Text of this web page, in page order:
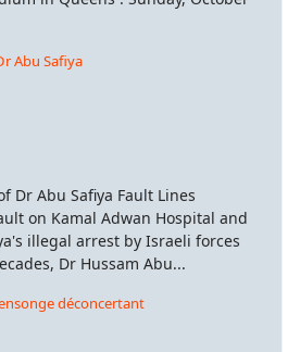
Abu Safiya
Dr Abu Safiya Fault Lines
on Kamal Adwan Hospital and
illegal arrest by Israeli forces
Dr Hussam Abu...
déconcertant